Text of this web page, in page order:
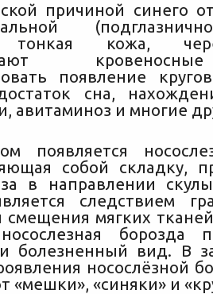
причиной синего
тонкая кожа,
появление
сна,
авитаминоз и многие
появляется
собой складку,
в направлении
следствием
смещения мягких
борозда
болезненный вид. В
носослёзной
«мешки», «синяки» и